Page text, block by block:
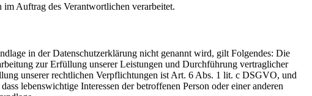
im Auftrag des Verantwortlichen verarbeitet.
in der Datenschutzerklärung nicht genannt wird, gilt Folgendes: Die
zur Erfüllung unserer Leistungen und Durchführung vertraglicher
unserer rechtlichen Verpflichtungen ist Art. 6 Abs. 1 lit. c DSGVO, und
lebenswichtige Interessen der betroffenen Person oder einer anderen